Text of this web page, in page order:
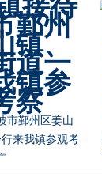
池龙云节前慰
官兵